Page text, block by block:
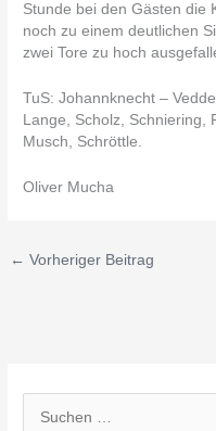
Stunde bei den Gästen die
noch zu einem deutlichen
zwei Tore zu hoch
TuS: Johannknecht –
Lange, Scholz, Schniering,
Musch, Schröttle.
Oliver Mucha
← Vorheriger Beitrag